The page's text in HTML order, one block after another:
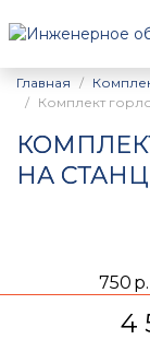
Главная
Комплект
НА
750
4